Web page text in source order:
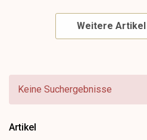
Weitere
Keine Suchergebnisse
Artikel